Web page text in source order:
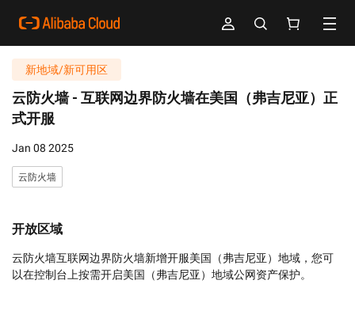
新地域/新可用区
云防火墙 - 互联网边界防火墙在美国（弗吉尼亚）正
式开服
Jan 08 2025
云防火墙
开放区域
云防火墙互联网边界防火墙新增开服美国（弗吉尼亚）地域，您可
以在控制台上按需开启美国（弗吉尼亚）地域公网资产保护。